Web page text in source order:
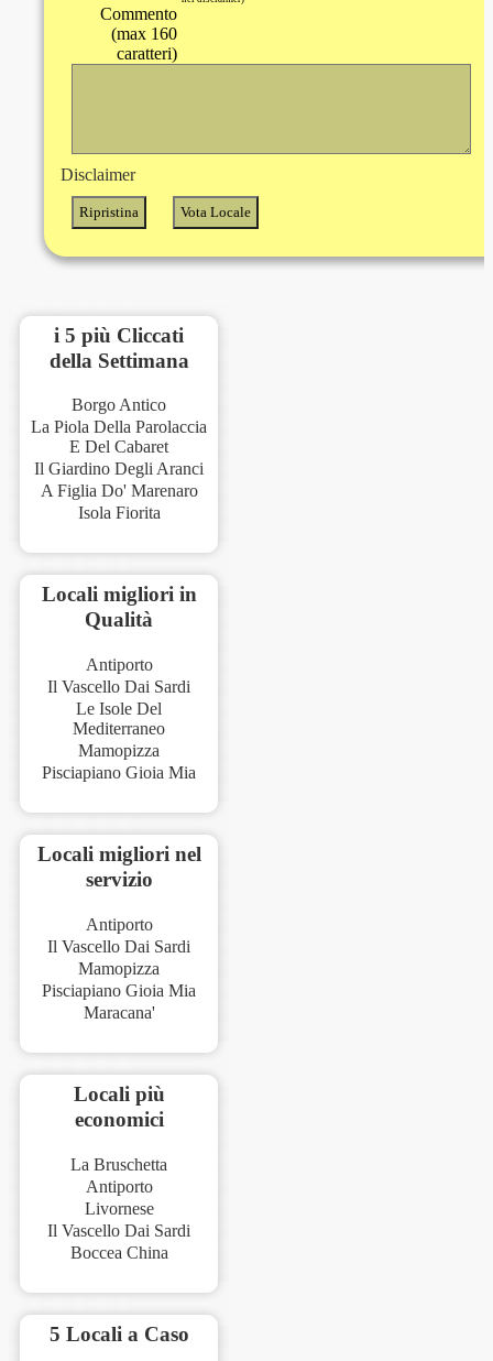
Commento
(max 160
caratteri)
Disclaimer
i 5 più Cliccati
della Settimana
Borgo Antico
La Piola Della Parolaccia
E Del Cabaret
Il Giardino Degli Aranci
A Figlia Do' Marenaro
Isola Fiorita
Locali migliori in
Qualità
Antiporto
Il Vascello Dai Sardi
Le Isole Del
Mediterraneo
Mamopizza
Pisciapiano Gioia Mia
Locali migliori nel
servizio
Antiporto
Il Vascello Dai Sardi
Mamopizza
Pisciapiano Gioia Mia
Maracana'
Locali più
economici
La Bruschetta
Antiporto
Livornese
Il Vascello Dai Sardi
Boccea China
5 Locali a Caso